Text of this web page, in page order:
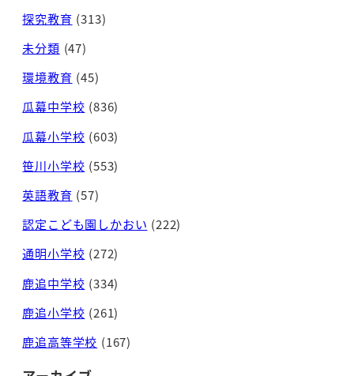
探究教育 (313)
未分類 (47)
環境教育 (45)
瓜幕中学校 (836)
瓜幕小学校 (603)
笹川小学校 (553)
英語教育 (57)
認定こども園しかおい (222)
通明小学校 (272)
鹿追中学校 (334)
鹿追小学校 (261)
鹿追高等学校 (167)